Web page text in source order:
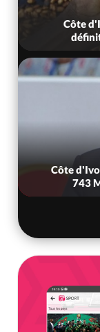
Côte
Côte
743